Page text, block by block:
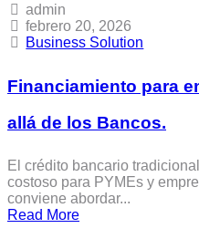
admin
febrero 20, 2026
Business Solution
Financiamiento para
allá de los Bancos.
El crédito bancario
costoso para PYMEs y
conviene abordar...
Read More